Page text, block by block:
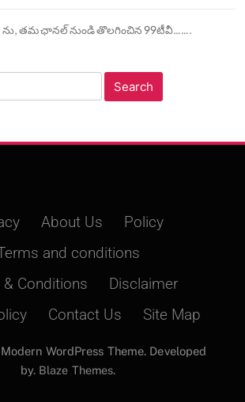
ను, తమ ఛానల్ నుండి తొలగించిన 99టీవీ…….
About Us
Policy
and conditions
Conditions
Disclaimer
Contact Us Site Map
WordPress Theme. Developed
by. Blaze Themes.